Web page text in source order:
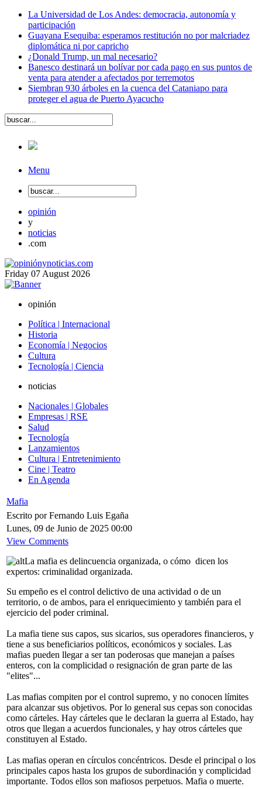
La Universidad de Los Andes: democracia, autonomía y
participación
Guayana Esequiba: esperamos restitución no por malcriadez
diplomática ni por capricho
¿Donald Trump, un mal necesario?
Banesco destinará un bolívar por cada pago en sus puntos de
venta para atender a afectados por terremotos
Siembran 930 árboles en la cuenca del Cataniapo para
proteger el agua de Puerto Ayacucho
Menu
opinión
y
noticias
.com
Friday 07 August 2026
opinión
Política | Internacional
Historia
Economía | Negocios
Cultura
Tecnología | Ciencia
noticias
Nacionales | Globales
Empresas | RSE
Salud
Tecnología
Lanzamientos
Cultura | Entretenimiento
Cine | Teatro
En Agenda
Mafia
Escrito por Fernando Luis Egaña
Lunes, 09 de Junio de 2025 00:00
View Comments
La mafia es delincuencia organizada, o cómo dicen los
expertos: criminalidad organizada.
Su empeño es el control delictivo de una actividad o de un
territorio, o de ambos, para el enriquecimiento y también para el
ejercicio del poder criminal.
La mafia tiene sus capos, sus sicarios, sus operadores financieros, y
tiene a sus beneficiarios políticos, económicos y sociales. Las
mafias pueden llegar a ser tan poderosas que manejan a países
enteros, con la complicidad o resignación de gran parte de las
"elites"...
Las mafias compiten por el control supremo, y no conocen límites
para alcanzar sus objetivos. Por lo general sus cepas son conocidas
como cárteles. Hay cárteles que le declaran la guerra al Estado, hay
otros que llegan a acuerdos funcionales, y hay otros cárteles que
constituyen al Estado.
Las mafias operan en círculos concéntricos. Desde el principal o los
principales capos hasta los grupos de subordinación y complicidad
importante. Todos ellos son mafiosos perpetuos. Mafia o muerte.